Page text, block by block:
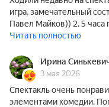
игра, замечательный
Павел Майков)) 2, 5 часа
Читать полностью
Ирина
3 мая 2026
Спектакль очень
элементами комедии.